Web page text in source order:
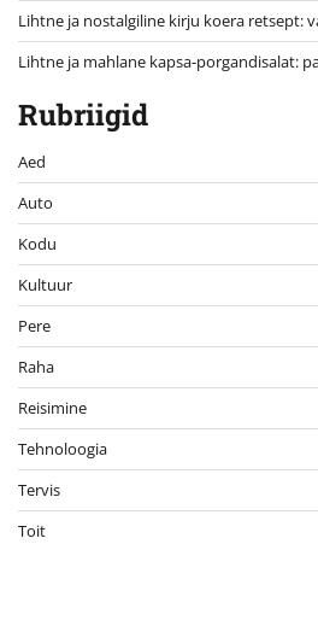
Lihtne ja nostalgiline kirju koera retsept:
Lihtne ja mahlane kapsa-porgandisalat:
Rubriigid
Aed
Auto
Kodu
Kultuur
Pere
Raha
Reisimine
Tehnoloogia
Tervis
Toit